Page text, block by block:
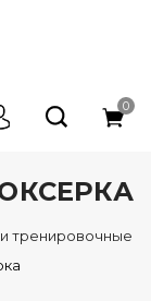
0
тренировочные